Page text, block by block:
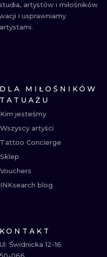
artystów i miłośników
i usprawniamy
DLA MIŁOŚNIKÓW
TATUAŻU
Kim jesteśmy
Wszyscy artyści
Tattoo Concierge
Sklep
Vouchers
INKsearch blog
KONTAKT
Ul. Świdnicka 12-16